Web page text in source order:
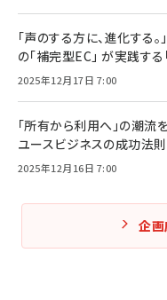
「声のする方に、進化する
の「補完型EC」 が実践する
2025年12月17日 7:00
「所有から利用へ」の潮流
ユースビジネスの成功法
2025年12月16日 7:00
企画